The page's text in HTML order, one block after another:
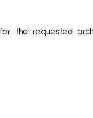
the requested